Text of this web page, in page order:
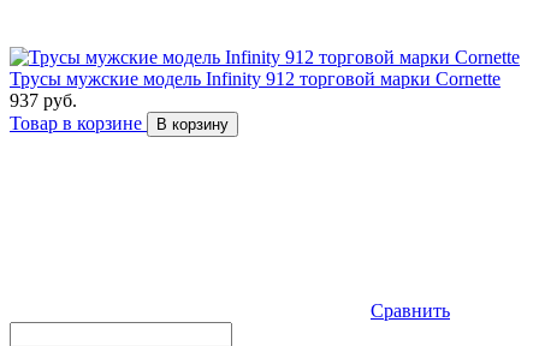
Трусы мужские модель Infinity 912 торговой марки Cornette
937 руб.
Товар в корзине
В корзину
Сравнить